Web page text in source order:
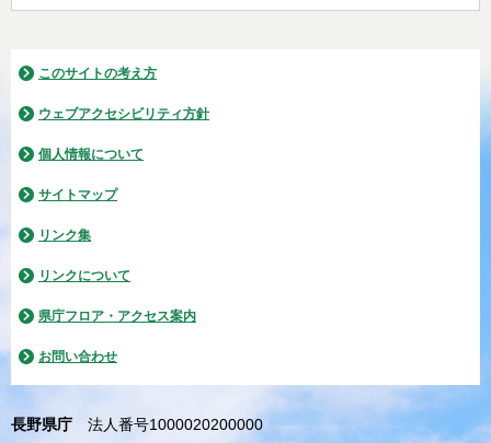
このサイトの考え方
ウェブアクセシビリティ方針
個人情報について
サイトマップ
リンク集
リンクについて
県庁フロア・アクセス案内
お問い合わせ
長野県庁
法人番号1000020200000